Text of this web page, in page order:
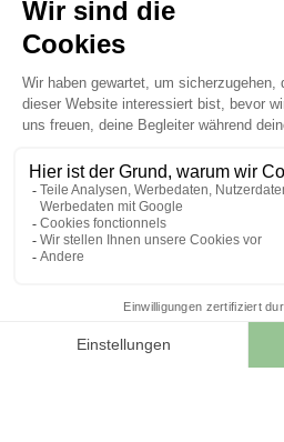
Seguimiento de pedidos
Cree su cuenta
INFORMATIONEN
Kontaktieren Sie uns
Sitemap
Unser Kräuterladen
Sicheres Bezahlen